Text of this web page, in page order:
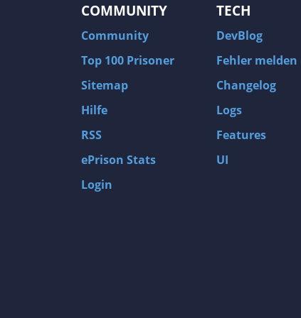
COMMUNITY
Community
Top 100 Prisoner
Sitemap
Hilfe
RSS
ePrison Stats
Login
TECH
DevBlog
Fehler melden
Changelog
Logs
Features
UI